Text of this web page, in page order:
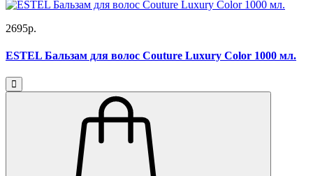
2695р.
ESTEL Бальзам для волос Couture Luxury Color 1000 мл.